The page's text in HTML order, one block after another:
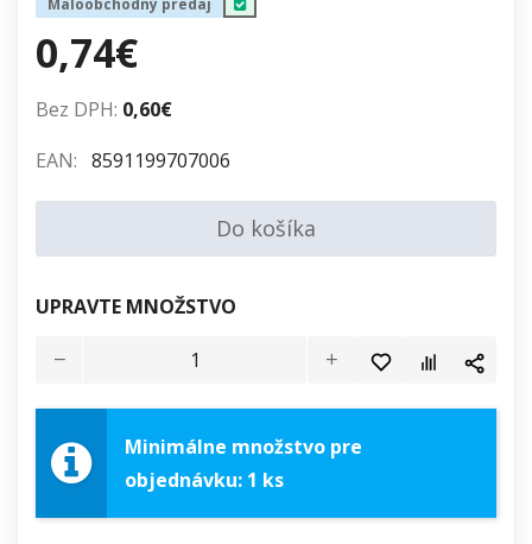
Maloobchodný predaj
0,74€
Bez DPH: 0,60€
EAN: 8591199707006
Do košíka
UPRAVTE MNOŽSTVO
Minimálne množstvo pre
objednávku: 1 ks